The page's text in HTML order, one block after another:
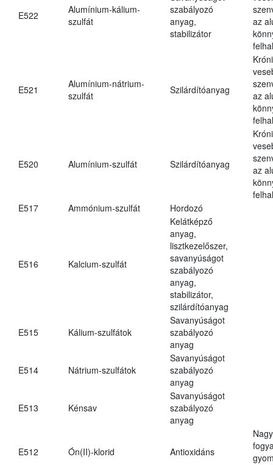
E522
Alumínium-kálium-
szulfát
szabályozó
anyag,
stabilizátor
az
E521
Alumínium-nátrium-
szulfát
Szilárdítóanyag
az
E520 Alumínium-szulfát Szilárdítóanyag
az
E517
Ammónium-szulfát Hordozó
E516 Kalcium-szulfát
Kelátképző
anyag,
lisztkezelőszer,
savanyúságot
szabályozó
anyag,
stabilizátor,
szilárdítóanyag
E515 Kálium-szulfátok
Savanyúságot
szabályozó
anyag
E514 Nátrium-szulfátok
Savanyúságot
szabályozó
anyag
E513 Kénsav
Savanyúságot
szabályozó
anyag
E512 Ón(II)-klorid Antioxidáns